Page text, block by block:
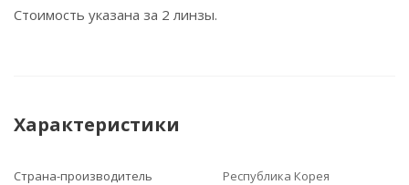
Стоимость указана за 2 линзы.
Характеристики
Страна-производитель Республика Корея